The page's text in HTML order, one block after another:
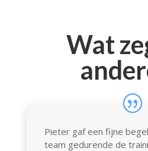
Wat
Pieter gaf een fijne
team gedurende de